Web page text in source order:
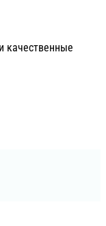
качественные